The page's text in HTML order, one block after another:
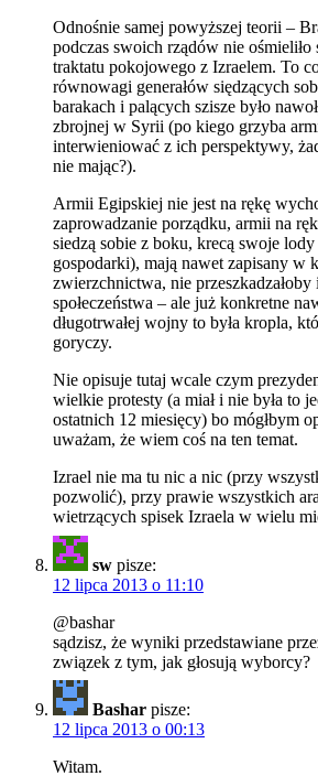
Odnośnie samej powyższej teorii –
podczas swoich rządów nie
traktatu pokojowego z Izraelem. To
równowagi generałów siędzących
barakach i palących szisze było
zbrojnej w Syrii (po kiego grzyba
interwieniować z ich perspektywy,
nie mając?).
Armii Egipskiej nie jest na rękę
zaprowadzanie porządku, armii na
siedzą sobie z boku, krecą swoje
gospodarki), mają nawet zapisany w
zwierzchnictwa, nie
społeczeństwa – ale już konkretne
długotrwałej wojny to była kropla,
goryczy.
Nie opisuje tutaj wcale czym
wielkie protesty (a miał i nie była to
ostatnich 12 miesięcy) bo mógłbym
uważam, że wiem coś na ten temat.
Izrael nie ma tu nic a nic (przy
pozwolić), przy prawie wszystkich
wietrzących spisek Izraela w wielu
sw pisze:
12 lipca 2013 o 11:10
@bashar
sądzisz, że wyniki przedstawiane
związek z tym, jak głosują wyborcy?
Bashar pisze:
12 lipca 2013 o 00:13
Witam.